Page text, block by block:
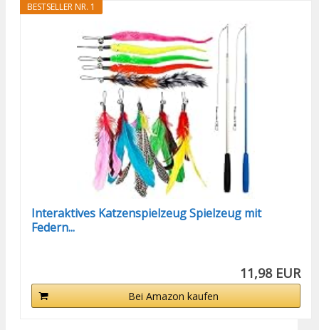
BESTSELLER NR. 1
Interaktives Katzenspielzeug Spielzeug mit
Federn...
11,98 EUR
Bei Amazon kaufen